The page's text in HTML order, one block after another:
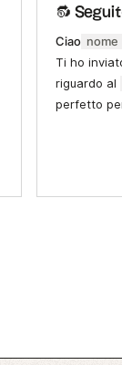
🔂
Ciao nome
Ti ho
riguardo al
perfetto